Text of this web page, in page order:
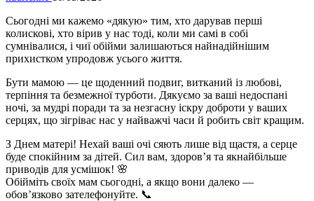
Сьогодні ми кажемо «дякую» тим, хто дарував перші
колискові, хто вірив у нас тоді, коли ми самі в собі
сумнівалися, і чиї обійми залишаються найнадійнішим
прихистком упродовж усього життя.
Бути мамою — це щоденний подвиг, витканий із любові,
терпіння та безмежної турботи. Дякуємо за ваші недоспані
ночі, за мудрі поради та за незгасну іскру доброти у ваших
серцях, що зігріває нас у найважчі часи й робить світ кращим.
З Днем матері! Нехай ваші очі сяють лише від щастя, а серце
буде спокійним за дітей. Сил вам, здоров’я та якнайбільше
приводів для усмішок! 🌸
Обійміть своїх мам сьогодні, а якщо вони далеко —
обов’язково зателефонуйте. 📞